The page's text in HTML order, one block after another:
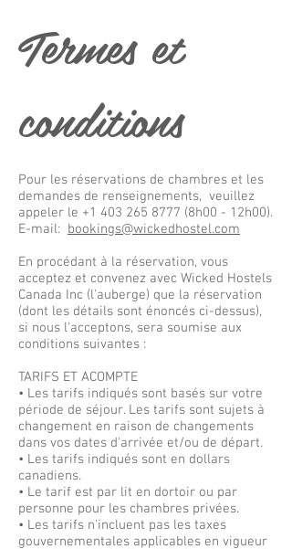
Termes et
conditions
Pour les réservations de chambres et les
demandes de renseignements, veuillez
appeler le +1 403 265 8777 (8h00 - 12h00).
E-mail: bookings@wickedhostel.com
En procédant à la réservation, vous
acceptez et convenez avec Wicked Hostels
Canada Inc (l'auberge) que la réservation
(dont les détails sont énoncés ci-dessus),
si nous l'acceptons, sera soumise aux
conditions suivantes :
TARIFS ET ACOMPTE
• Les tarifs indiqués sont basés sur votre
période de séjour. Les tarifs sont sujets à
changement en raison de changements
dans vos dates d'arrivée et/ou de départ.
• Les tarifs indiqués sont en dollars
canadiens.
• Le tarif est par lit en dortoir ou par
personne pour les chambres privées.
• Les tarifs n'incluent pas les taxes
gouvernementales applicables en vigueur